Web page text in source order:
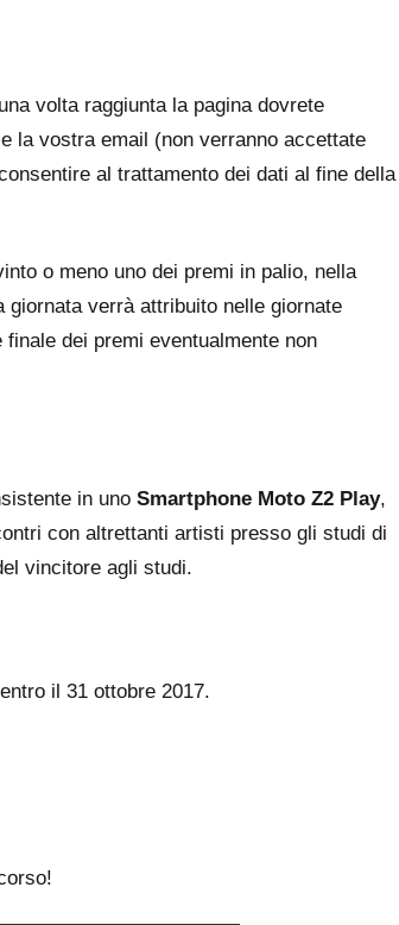
volta raggiunta la pagina dovrete
la vostra email (non verranno accettate
al trattamento dei dati al fine della
o meno uno dei premi in palio, nella
giornata verrà attribuito nelle giornate
dei premi eventualmente non
in uno Smartphone Moto Z2 Play,
con altrettanti artisti presso gli studi di
vincitore agli studi.
il 31 ottobre 2017.